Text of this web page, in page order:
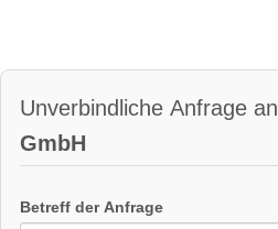
Unverbindliche Anfrage an
GmbH
Betreff der Anfrage